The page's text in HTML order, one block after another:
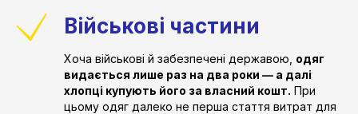
Військові частини
Хоча військові й забезпечені державою, одяг
видається лише раз на два роки — а далі
хлопці купують його за власний кошт. При
цьому одяг далеко не перша стаття витрат для